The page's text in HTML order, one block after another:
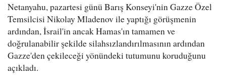
Netanyahu, pazartesi günü Barış Konseyi'nin Gazze Özel
Temsilcisi Nikolay Mladenov ile yaptığı görüşmenin
ardından, İsrail'in ancak Hamas'ın tamamen ve
doğrulanabilir şekilde silahsızlandırılmasının ardından
Gazze'den çekileceği yönündeki tutumunu koruduğunu
açıkladı.